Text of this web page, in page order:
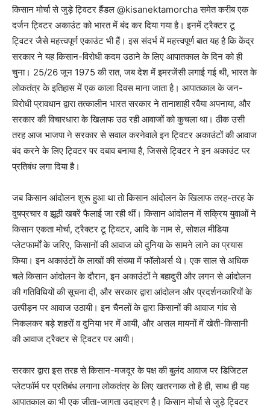
किसान मोर्चा से जुड़े ट्विटर हैंडल @kisanektamorcha समेत करीब एक
दर्जन ट्विटर अकाउंट को भारत में बंद कर दिया गया है। इनमें ट्रैक्टर टू
ट्विटर जैसे महत्त्वपूर्ण एकाउंट भी हैं। इस संदर्भ में महत्त्वपूर्ण बात यह है कि केंद्र
सरकार ने यह किसान-विरोधी कदम उठाने के लिए आपातकाल के दिन को ही
चुना। 25/26 जून 1975 की रात, जब देश में इमरजेंसी लगाई गई थी, भारत के
लोकतंत्र के इतिहास में एक काला दिवस माना जाता है। आपातकाल के जन-
विरोधी प्रावधान द्वारा तत्कालीन भारत सरकार ने तानाशाही रवैया अपनाया, और
सरकार की विचारधारा के खिलाफ उठ रही आवाजों को कुचला था। ठीक उसी
तरह आज भाजपा ने सरकार से सवाल करनेवाले इन ट्विटर अकाउंटों की आवाज
बंद करने के लिए ट्विटर पर दबाव बनाया है, जिससे ट्विटर ने इन अकाउंट पर
प्रतिबंध लगा दिया है।
जब किसान आंदोलन शुरू हुआ था तो किसान आंदोलन के खिलाफ तरह-तरह के
दुषप्रचार व झूठी खबरें फैलाई जा रही थीं। किसान आंदोलन में सक्रिय युवाओं ने
किसान एकता मोर्चा, ट्रैक्टर टू ट्विटर, आदि के नाम से, सोशल मीडिया
प्लेटफार्मों के जरिए, किसानों की आवाज को दुनिया के सामने लाने का प्रयास
किया। इन अकाउंटों के लाखों की संख्या में फॉलोअर्स थे। एक साल से अधिक
चले किसान आंदोलन के दौरान, इन अकाउंटों ने बहादुरी और लगन से आंदोलन
की गतिविधियों की सूचना दी, और सरकार द्वारा आंदोलन और प्रदर्शनकारियों के
उत्पीड़न पर आवाज उठायी। इन चैनलों के द्वारा किसानों की आवाज गांव से
निकलकर बड़े शहरों व दुनिया भर में आयी, और असल मायनों में खेती-किसानी
की आवाज ट्रैक्टर से ट्विटर पर आयी।
सरकार द्वारा इस तरह से किसान-मजदूर के पक्ष की बुलंद आवाज पर डिजिटल
प्लेटफॉर्म पर प्रतिबंध लगाना लोकतंत्र के लिए खतरनाक तो है ही, साथ ही यह
आपातकाल का भी एक जीता-जागता उदाहरण है। किसान मोर्चा से जुड़े ट्विटर